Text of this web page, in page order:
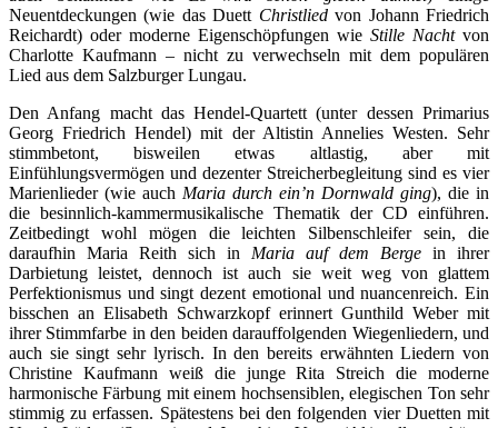
Neuentdeckungen (wie das Duett Christliedvon Johann Friedrich
Reichardt) oder moderne Eigenschöpfungen wie Stille Nacht von
Charlotte Kaufmann – nicht zu verwechseln mit dem populären
Lied aus dem Salzburger Lungau.
Den Anfang macht das Hendel-Quartett (unter dessen Primarius
Georg Friedrich Hendel) mit der Altistin Annelies Westen. Sehr
stimmbetont, bisweilen etwas altlastig, aber mit
Einfühlungsvermögen und dezenter Streicherbegleitung sind es vier
Marienlieder (wie auch Maria durch ein’n Dornwald ging), die in
die besinnlich-kammermusikalische Thematik der CD einführen.
Zeitbedingt wohl mögen die leichten Silbenschleifer sein, die
daraufhin Maria Reith sich in Maria auf dem Berge in ihrer
Darbietung leistet, dennoch ist auch sie weit weg von glattem
Perfektionismus und singt dezent emotional und nuancenreich. Ein
bisschen an Elisabeth Schwarzkopf erinnert Gunthild Weber mit
ihrer Stimmfarbe in den beiden darauffolgenden Wiegenliedern, und
auch sie singt sehr lyrisch. In den bereits erwähnten Liedern von
Christine Kaufmann weiß die junge Rita Streich die moderne
harmonische Färbung mit einem hochsensiblen, elegischen Ton sehr
stimmig zu erfassen. Spätestens bei den folgenden vier Duetten mit